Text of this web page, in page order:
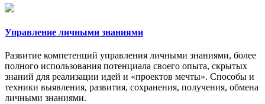
Управление личными знаниями
Развитие компетенций управления личными знаниями, более
полного использования потенциала своего опыта, скрытых
знаний для реализации идей и «проектов мечты». Способы и
техники выявления, развития, сохранения, получения, обмена
личными знаниями.